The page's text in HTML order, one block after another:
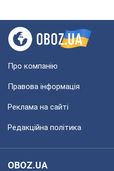
Про компанію
Правова інформація
Реклама на сайті
Редакційна політика
OBOZ.UA